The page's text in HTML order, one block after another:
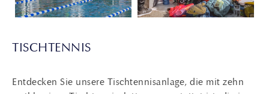
TISCHTENNIS
Entdecken Sie unsere Tischtennisanlage, die mit zehn